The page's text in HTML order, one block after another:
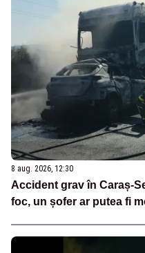
8 aug. 2026, 12:30
Accident grav în Caraș-
foc, un șofer ar putea fi